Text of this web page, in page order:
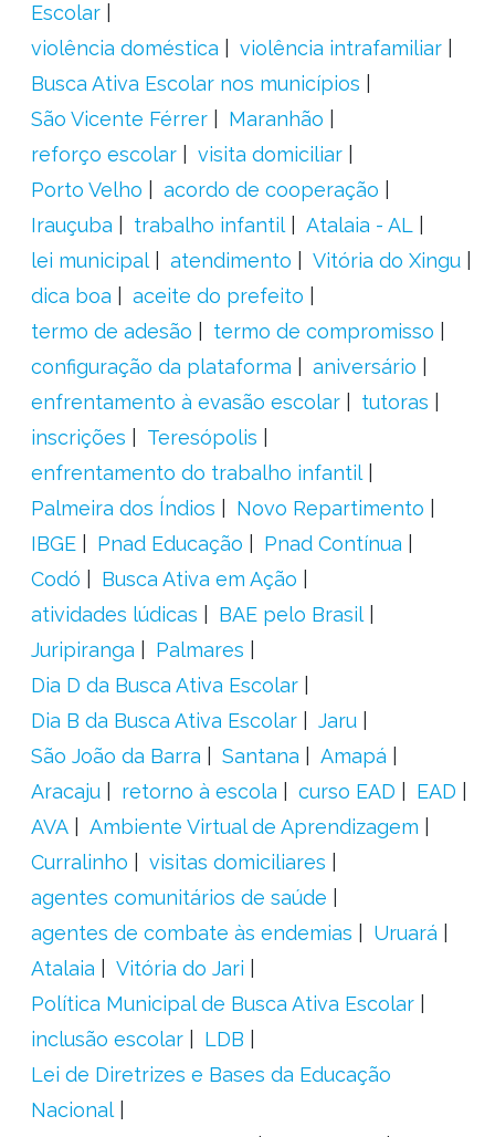
Escolar
violência doméstica
violência intrafamiliar
Busca Ativa Escolar nos municípios
São Vicente Férrer
Maranhão
reforço escolar
visita domiciliar
Porto Velho
acordo de cooperação
Irauçuba
trabalho infantil
Atalaia - AL
lei municipal
atendimento
Vitória do Xingu
dica boa
aceite do prefeito
termo de adesão
termo de compromisso
configuração da plataforma
aniversário
enfrentamento à evasão escolar
tutoras
inscrições
Teresópolis
enfrentamento do trabalho infantil
Palmeira dos Índios
Novo Repartimento
IBGE
Pnad Educação
Pnad Contínua
Codó
Busca Ativa em Ação
atividades lúdicas
BAE pelo Brasil
Juripiranga
Palmares
Dia D da Busca Ativa Escolar
Dia B da Busca Ativa Escolar
Jaru
São João da Barra
Santana
Amapá
Aracaju
retorno à escola curso EAD
EAD
AVA
Ambiente Virtual de Aprendizagem
Curralinho
visitas domiciliares
agentes comunitários de saúde
agentes de combate às endemias
Uruará
Atalaia
Vitória do Jari
Política Municipal de Busca Ativa Escolar
inclusão escolar
LDB
Lei de Diretrizes e Bases da Educação
Nacional